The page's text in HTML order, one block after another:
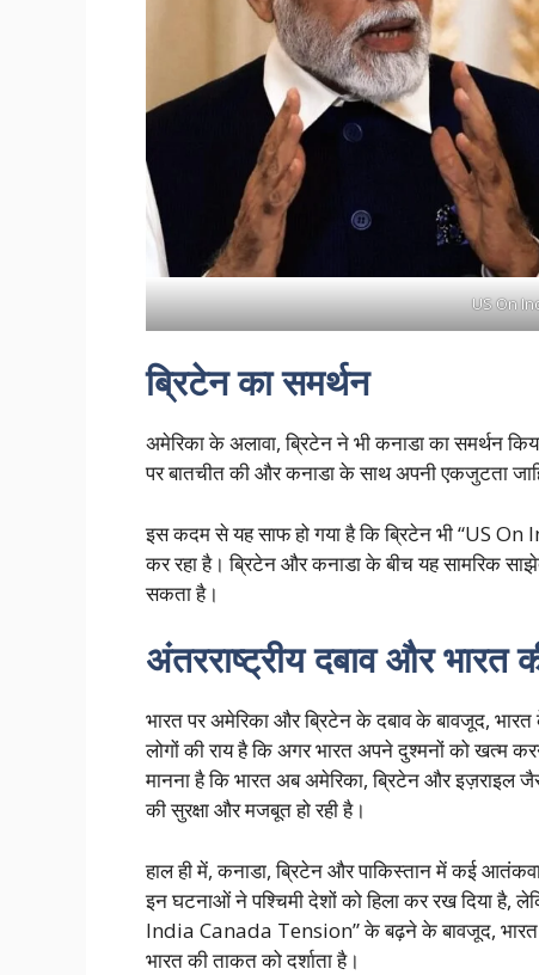
US On
ब्रिटेन का समर्थन
अमेरिका के अलावा, ब्रिटेन ने भी कनाडा का समर्थन
पर बातचीत की और कनाडा के साथ अपनी एकजुटता
इस कदम से यह साफ हो गया है कि ब्रिटेन भी “US
कर रहा है। ब्रिटेन और कनाडा के बीच यह सामरिक
सकता है।
अंतरराष्ट्रीय दबाव और भारत
भारत पर अमेरिका और ब्रिटेन के दबाव के बावजूद,
लोगों की राय है कि अगर भारत अपने दुश्मनों को खत्म
मानना है कि भारत अब अमेरिका, ब्रिटेन और इज़राइल
की सुरक्षा और मजबूत हो रही है।
हाल ही में, कनाडा, ब्रिटेन और पाकिस्तान में कई
इन घटनाओं ने पश्चिमी देशों को हिला कर रख दिया है,
India Canada Tension” के बढ़ने के बावजूद, भारत
भारत की ताकत को दर्शाता है।